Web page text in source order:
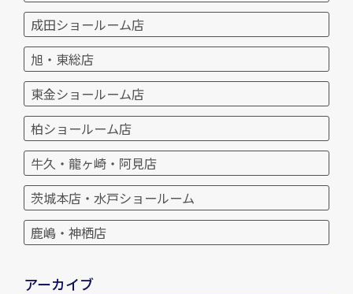
成田ショールーム店
旭・東総店
東金ショールーム店
柏ショールーム店
牛久・龍ヶ崎・阿見店
茨城本店・水戸ショールーム
鹿嶋・神栖店
アーカイブ